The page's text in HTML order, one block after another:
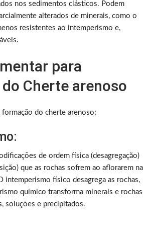
nos sedimentos clásticos. Podem
alterados de minerais, como o
resistentes ao intemperismo e,
para
Cherte arenoso
formação do cherte arenoso:
de ordem física (desagregação)
que as rochas sofrem ao aflorarem na
intemperismo físico desagrega as rochas,
químico transforma minerais e rochas
soluções e precipitados.